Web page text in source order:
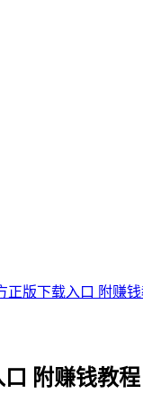
正版下载入口 附赚
附赚钱教程